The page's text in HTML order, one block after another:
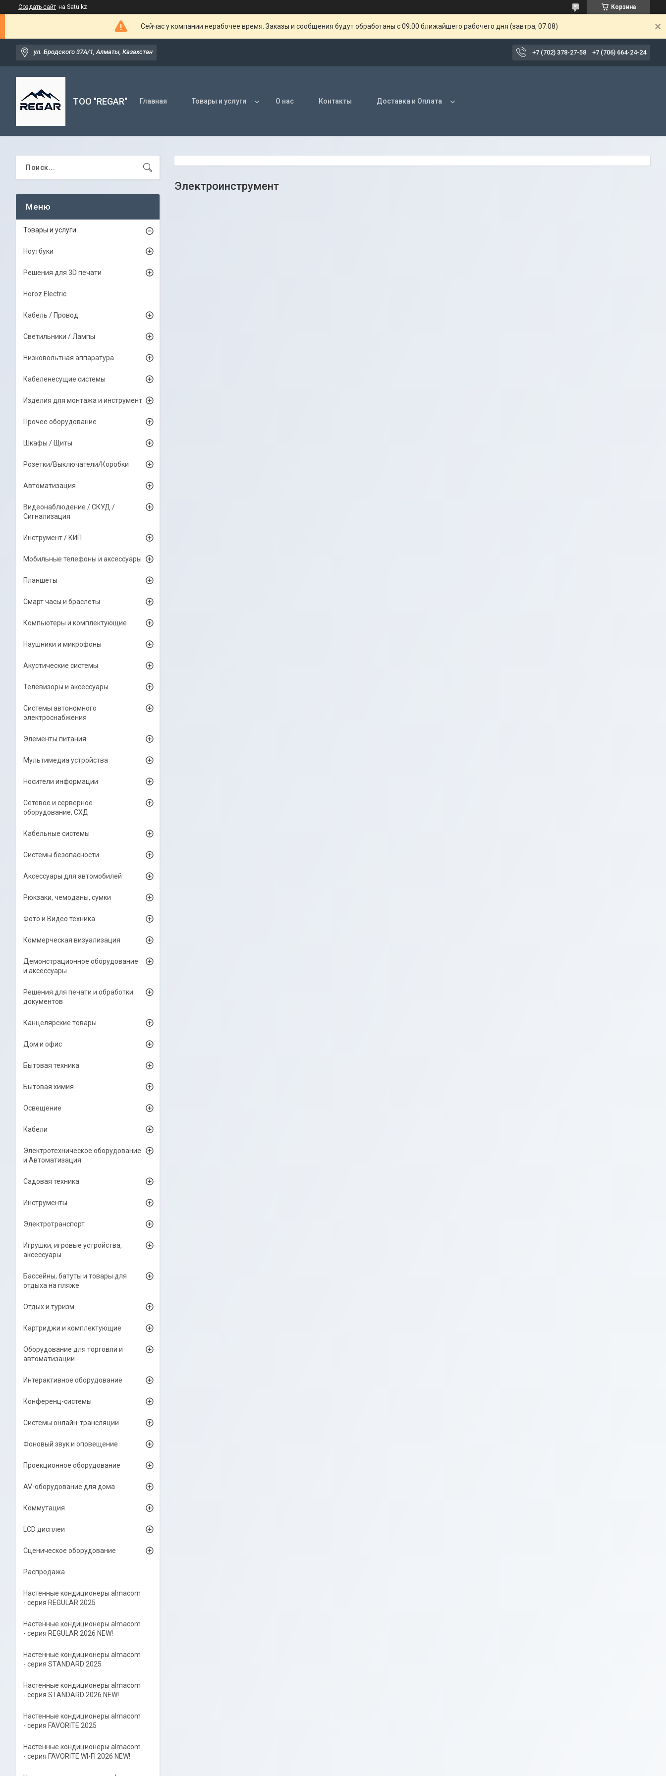
Создать сайт на Satu.kz Корзина
Сейчас у компании нерабочее время. Заказы и сообщения будут обработаны с 09:00 ближайшего рабочего дня (завтра, 07.08)
ул. Бродского 37А/1, Алматы, Казахстан +7 (702) 378-27-58 +7 (706) 664-24-24
TOO "REGAR" Главная Товары и услуги О нас Контакты Доставка и Оплата
Электроинструмент
Товары и услуги
Ноутбуки
Решения для 3D печати
Horoz Electric
Кабель / Провод
Светильники / Лампы
Низковольтная аппаратура
Кабеленесущие системы
Изделия для монтажа и инструмент
Прочее оборудование
Шкафы / Щиты
Розетки/Выключатели/Коробки
Автоматизация
Видеонаблюдение / СКУД /
Сигнализация
Инструмент / КИП
Мобильные телефоны и аксессуары
Планшеты
Смарт часы и браслеты
Компьютеры и комплектующие
Наушники и микрофоны
Акустические системы
Телевизоры и аксессуары
Системы автономного
электроснабжения
Элементы питания
Мультимедиа устройства
Носители информации
Сетевое и серверное
оборудование, СХД
Кабельные системы
Системы безопасности
Аксессуары для автомобилей
Рюкзаки, чемоданы, сумки
Фото и Видео техника
Коммерческая визуализация
Демонстрационное оборудование
и аксессуары
Решения для печати и обработки
документов
Канцелярские товары
Дом и офис
Бытовая техника
Бытовая химия
Освещение
Кабели
Электротехническое оборудование
и Автоматизация
Садовая техника
Инструменты
Электротранспорт
Игрушки, игровые устройства,
аксессуары
Бассейны, батуты и товары для
отдыха на пляже
Отдых и туризм
Картриджи и комплектующие
Оборудование для торговли и
автоматизации
Интерактивное оборудование
Конференц-системы
Системы онлайн-трансляции
Фоновый звук и оповещение
Проекционное оборудование
AV-оборудование для дома
Коммутация
LCD дисплеи
Сценическое оборудование
Распродажа
Настенные кондиционеры almacom
- серия REGULAR 2025
Настенные кондиционеры almacom
- серия REGULAR 2026 NEW!
Настенные кондиционеры almacom
- серия STANDARD 2025
Настенные кондиционеры almacom
- серия STANDARD 2026 NEW!
Настенные кондиционеры almacom
- серия FAVORITE 2025
Настенные кондиционеры almacom
- серия FAVORITE WI-FI 2026 NEW!